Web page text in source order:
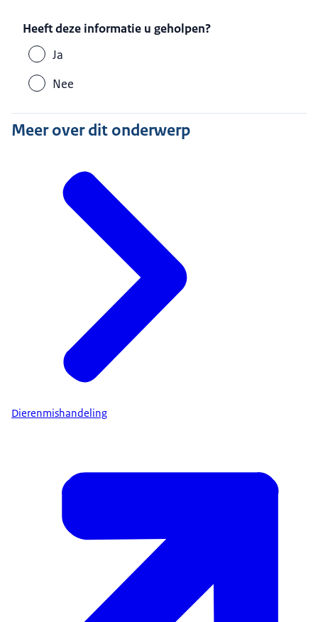
Heeft deze informatie u geholpen?
Ja
Nee
Meer over dit onderwerp
Dierenmishandeling